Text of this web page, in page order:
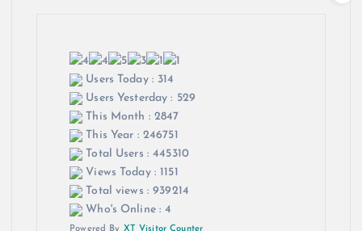
Users Today : 314
Users Yesterday : 529
This Month : 2847
This Year : 246751
Total Users : 445310
Views Today : 1151
Total views : 939214
Who's Online : 4
Powered By XT Visitor Counter